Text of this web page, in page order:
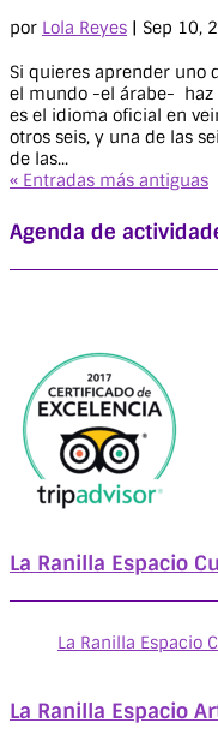
por Lola Reyes | Sep 10,
Si quieres aprender uno
el mundo -el árabe- haz
es el idioma oficial en
otros seis, y una de las
de las...
« Entradas más antiguas
Agenda de
La Ranilla Espacio
La Ranilla Espacio
La Ranilla Espacio